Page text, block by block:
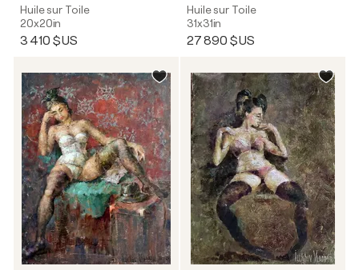
Huile sur Toile
20x20in
3 410 $US
Huile sur Toile
31x31in
27 890 $US